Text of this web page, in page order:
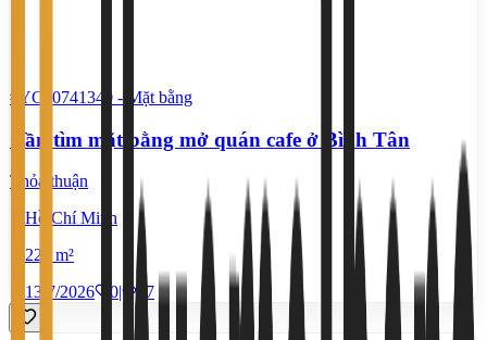
#YC60741340 - Mặt bằng
Cần tìm mặt bằng mở quán cafe ở Bình Tân
Thỏa thuận
Hồ Chí Minh
220 m²
13/7/2026
0| 67